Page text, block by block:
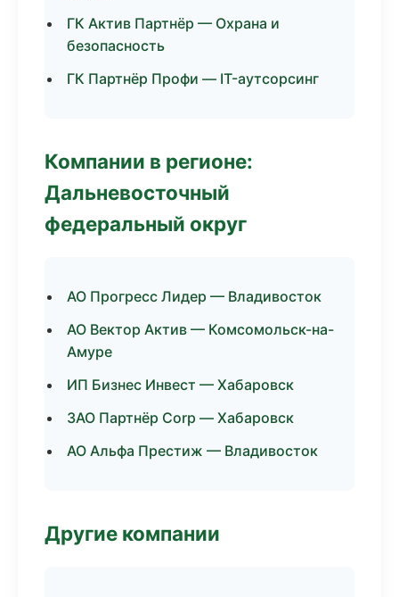
ГК Актив Партнёр — Охрана и
безопасность
ГК Партнёр Профи — IT-аутсорсинг
Компании в регионе:
Дальневосточный
федеральный округ
АО Прогресс Лидер — Владивосток
АО Вектор Актив — Комсомольск-на-
Амуре
ИП Бизнес Инвест — Хабаровск
ЗАО Партнёр Corp — Хабаровск
АО Альфа Престиж — Владивосток
Другие компании